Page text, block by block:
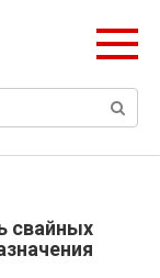
свайных